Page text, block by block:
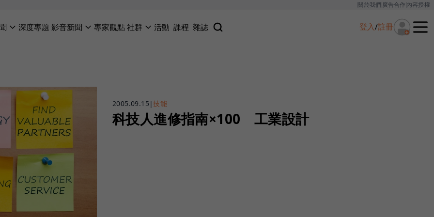
關於我們廣告合作內容授權
深度專題 影音新聞 專家觀點社群 活動 課程 雜誌 登入/註冊
2005.09.15 |技能
科技人進修指南×100 工業設計